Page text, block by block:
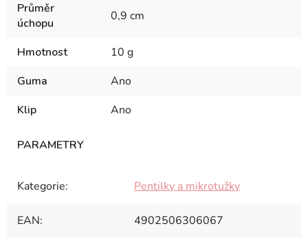
Průměr
úchopu
0,9 cm
Hmotnost
10 g
Guma
Ano
Klip
Ano
Kategorie: Pentilky a mikrotužky
EAN: 4902506306067